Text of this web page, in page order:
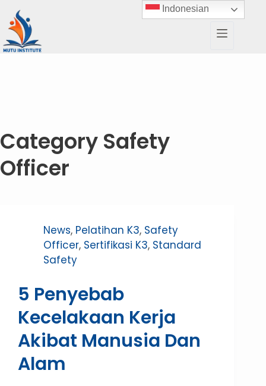
Category Safety
Officer
News, Pelatihan K3, Safety
Officer, Sertifikasi K3, Standard
Safety
5 Penyebab
Kecelakaan Kerja
Akibat Manusia Dan
Alam
Indonesian